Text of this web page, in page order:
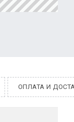
ОПЛАТА И